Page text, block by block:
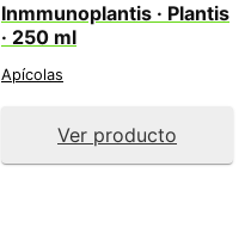
Inmmunoplantis · Plantis
· 250 ml
Apícolas
Ver producto